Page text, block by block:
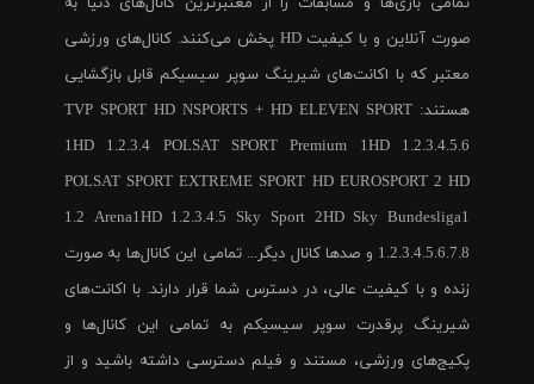
صورت آنلاین و با کیفیت HD پخش می‌کنند. کانال‌های ورزشی
معتبر که با اکانت‌های شیرینگ سوپر سیسیکم قابل بازگشایی
هستند: TVP SPORT HD NSPORTS + HD ELEVEN SPORT
1HD 1.2.3.4 POLSAT SPORT Premium 1HD 1.2.3.4.5.6
POLSAT SPORT EXTREME SPORT HD EUROSPORT 2 HD
1.2 Arena1HD 1.2.3.4.5 Sky Sport 2HD Sky Bundesliga1
1.2.3.4.5.6.7.8 و صدها کانال دیگر... تمامی این کانال‌ها به صورت
زنده و با کیفیت عالی، در دسترس شما قرار دارند. با اکانت‌های
شیرینگ پرقدرت سوپر سیسیکم به تمامی این کانال‌ها و
پکیج‌های ورزشی، مستند و فیلم دسترسی داشته باشید و از